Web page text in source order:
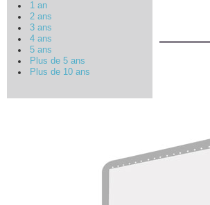
1 an
2 ans
3 ans
4 ans
5 ans
Plus de 5 ans
Plus de 10 ans